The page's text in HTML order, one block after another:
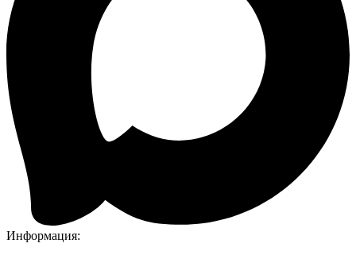
Информация: